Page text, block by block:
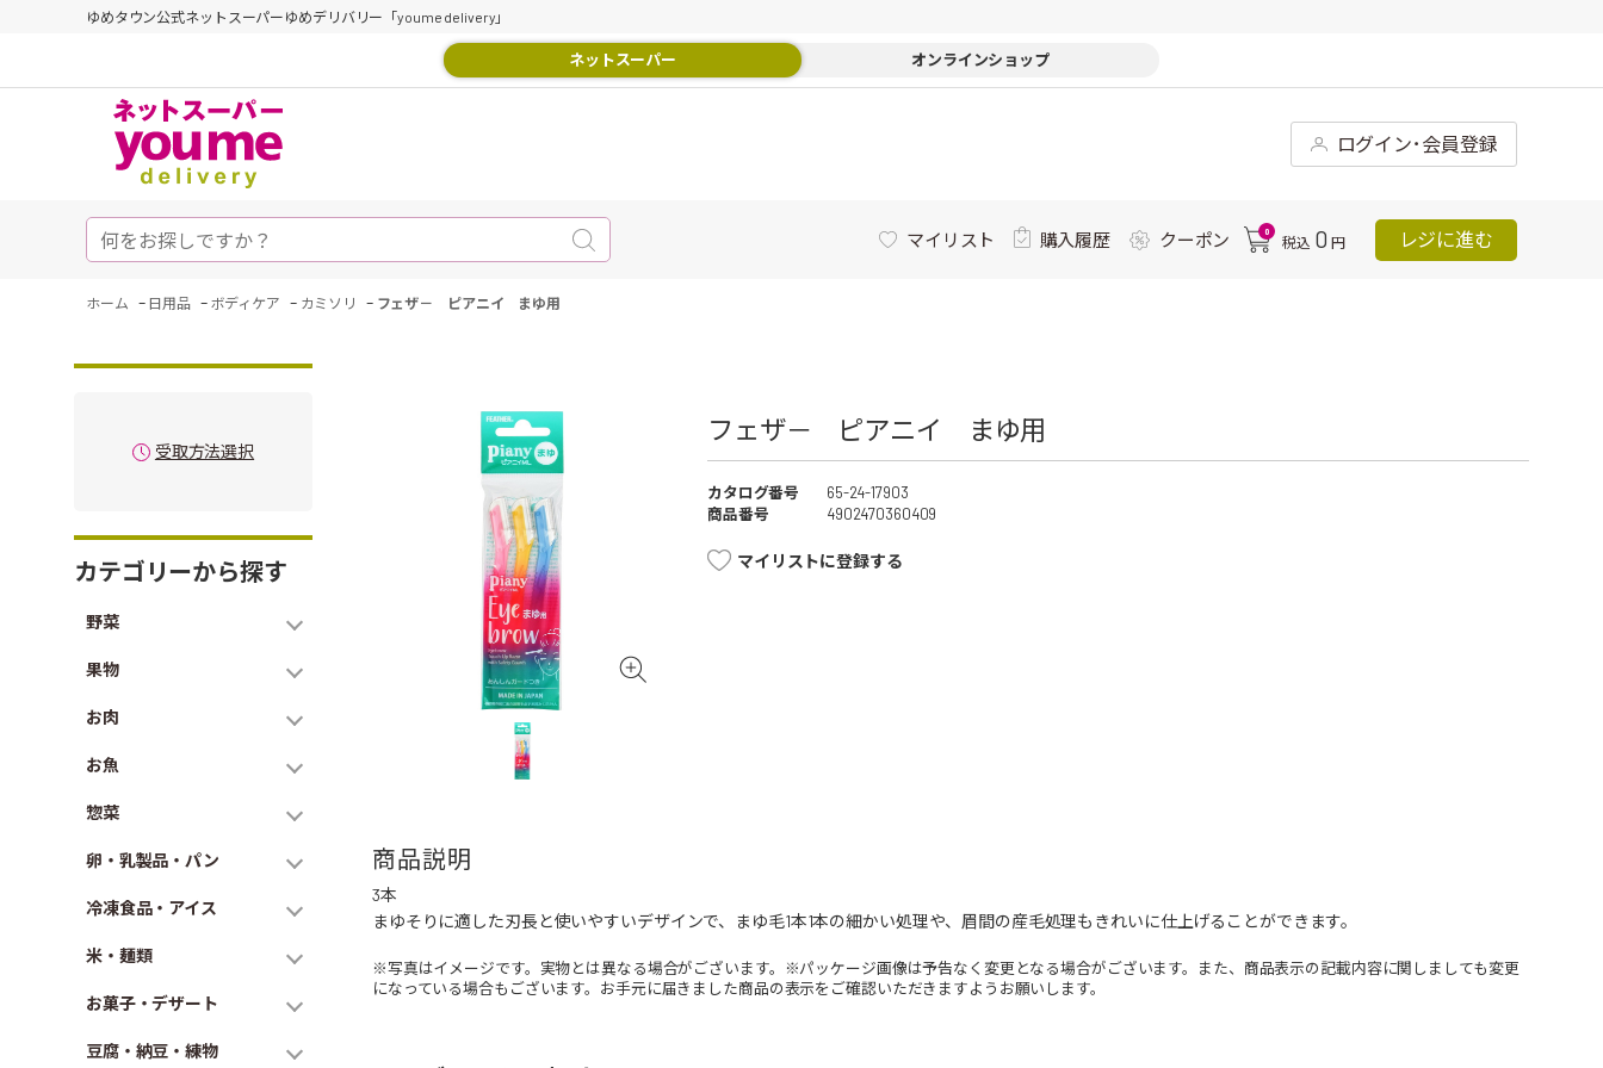
ゆめタウン公式ネットスーパーゆめデリバリー「youme delivery」
ネットスーパー オンラインショップ
ログイン･会員登録
マイリスト 購入履歴 クーポン 0
税込 0 円 レジに進む
ホーム - 日用品 - ボディケア - カミソリ - フェザ－ ピアニイ まゆ用
受取方法選択
カテゴリーから探す
野菜
果物
お肉
お魚
惣菜
卵・乳製品・パン
冷凍食品・アイス
米・麺類
お菓子・デザート
豆腐・納豆・練物
フェザ－ ピアニイ まゆ用
カタログ番号
65-24-17903
商品番号
4902470360409
マイリストに登録する
商品説明
3本
まゆそりに適した刃長と使いやすいデザインで、まゆ毛1本1本の細かい処理や、眉間の産毛処理もきれいに仕上げることができます。
※写真はイメージです。実物とは異なる場合がございます。※パッケージ画像は予告なく変更となる場合がございます。また、商品表示の記載内容に関しましても変更
になっている場合もございます。お手元に届きました商品の表示をご確認いただきますようお願いします。